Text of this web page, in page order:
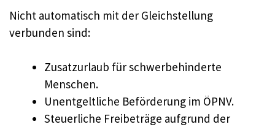
Nicht automatisch mit der Gleichstellung
verbunden sind:
Zusatzurlaub für schwerbehinderte
Menschen.
Unentgeltliche Beförderung im ÖPNV.
Steuerliche Freibeträge aufgrund der